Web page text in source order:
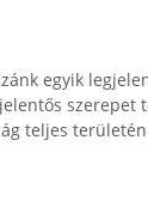
egyik
szerepet
teljes